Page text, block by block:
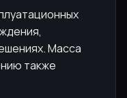
Масса
также